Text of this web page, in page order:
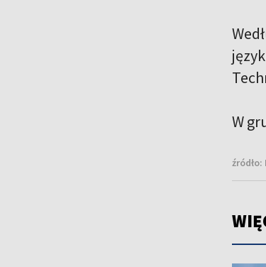
W
źródło: